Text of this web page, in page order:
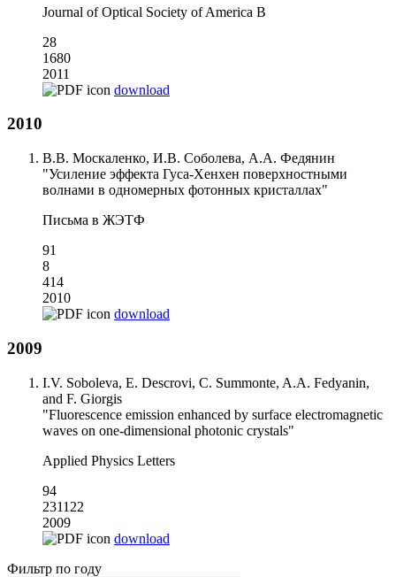
Journal of Optical Society of America B
28
1680
2011
download
2010
В.В. Москаленко, И.В. Соболева, А.А. Федянин
"Усиление эффекта Гуса-Хенхен поверхностными
волнами в одномерных фотонных кристаллах"
Письма в ЖЭТФ
91
8
414
2010
download
2009
I.V. Soboleva, E. Descrovi, C. Summonte, A.A. Fedyanin,
and F. Giorgis
"Fluorescence emission enhanced by surface electromagnetic
waves on one-dimensional photonic crystals"
Applied Physics Letters
94
231122
2009
download
Фильтр по году